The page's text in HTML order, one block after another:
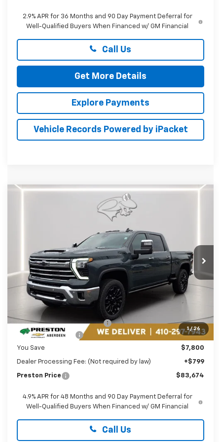
2.9% APR for 36 Months and 90 Day Payment Deferral for
Well-Qualified Buyers When Financed w/ GM Financial
Call Us
Get More Details
Explore Payments
Vehicle Records Powered by iPacket
1 / 26
Chevrolet Silverado 2500 HD
Preston Chevrolet of Aberdeen
1GC4KPEY5TF178698 Stock: AC1737
In Stock Ext. Int.
FINANCE
$83,674
PRESTON PRICE
Less
MSRP:
Price reduction below MSRP:
-$6,800
Guaranteed Offers:
-$1,000
You Save $7,800
Dealer Processing Fee: (Not required by law) +$799
Preston Price $83,674
4.9% APR for 48 Months and 90 Day Payment Deferral for
Well-Qualified Buyers When Financed w/ GM Financial
Call Us